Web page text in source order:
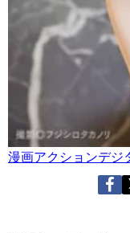
漫画アクションデジ